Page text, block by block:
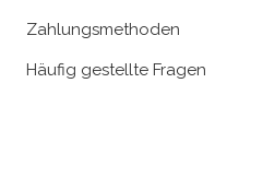
Zahlungsmethoden
Häufig gestellte Fragen